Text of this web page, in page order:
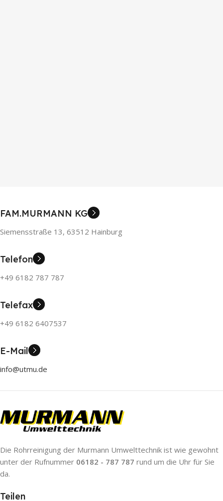
FAM.MURMANN KG
Siemensstraße 13, 63512 Hainburg
Telefon
+49 6182 787 787
Telefax
+49 6182 6407537
E-Mail
info@utmu.de
Die Rohrreinigung der Murmann Umwelttechnik ist wie gewohnt
unter der Rufnummer 06182 - 787 787 rund um die Uhr für Sie
da.
Teilen